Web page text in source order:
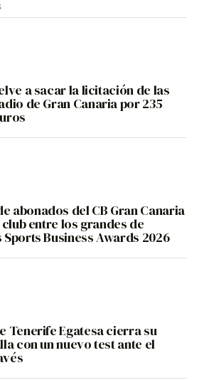
a sacar la licitación de las
de Gran Canaria por 235
abonados del CB Gran Canaria
entre los grandes de
Sports Business Awards 2026
Tenerife Egatesa cierra su
con un nuevo test ante el